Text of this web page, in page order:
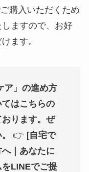
購入いただくため
ますので、お好
ます。
ア」の進め方
はこちらの
ります。ぜ
👉 [自宅で
｜あなたに
LINEでご提